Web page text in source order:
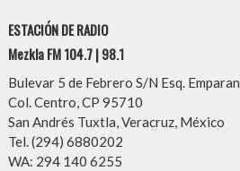
ESTACIÓN DE RADIO
Mezkla FM 104.7 | 98.1
Bulevar 5 de Febrero S/N Esq. Emparan
Col. Centro, CP 95710
San Andrés Tuxtla, Veracruz, México
Tel. (294) 6880202
WA: 294 140 6255